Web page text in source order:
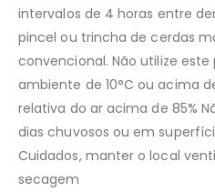
intervalos de 4 horas entre
pincel ou trincha de cerdas
convencional. Não utilize
ambiente de 10°C ou acima
relativa do ar acima de 85%
dias chuvosos ou em
Cuidados, manter o local
secagem